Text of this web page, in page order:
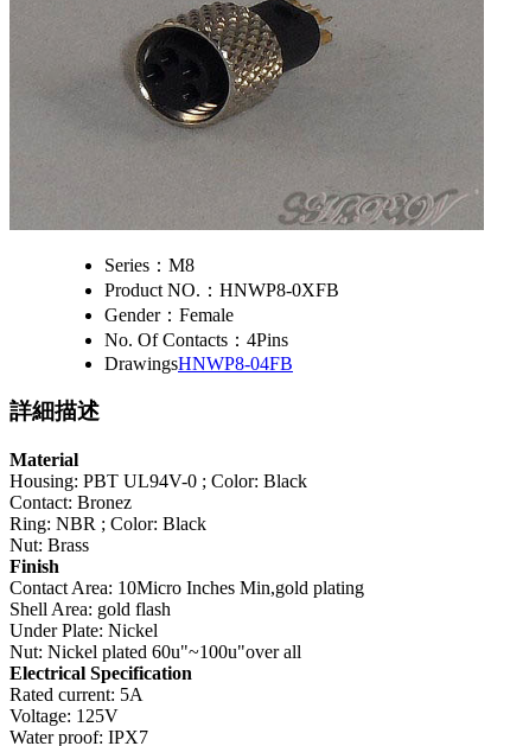
Series： M8
Product NO.： HNWP8-0XFB
Gender： Female
No. Of Contacts： 4Pins
DrawingsHNWP8-04FB
詳細描述
Material
Housing: PBT UL94V-0 ; Color: Black
Contact: Bronez
Ring: NBR ; Color: Black
Nut: Brass
Finish
Contact Area: 10Micro Inches Min,gold plating
Shell Area: gold flash
Under Plate: Nickel
Nut: Nickel plated 60u"~100u"over all
Electrical Specification
Rated current: 5A
Voltage: 125V
Water proof: IPX7